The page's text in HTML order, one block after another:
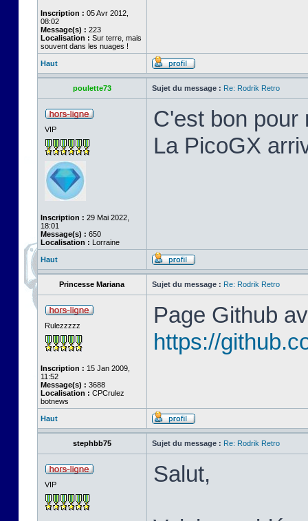
Inscription : 05 Avr 2012,
08:02
Message(s) : 223
Localisation : Sur terre, mais
souvent dans les nuages !
Haut
poulette73 Sujet du message : Re: Rodrik Retro
VIP
Inscription : 29 Mai 2022,
18:01
Message(s) : 650
Localisation : Lorraine
C'est bon
La PicoGX
Haut
Princesse Mariana Sujet du message : Re: Rodrik Retro
Rulezzzzz
Inscription : 15 Jan 2009,
11:52
Message(s) : 3688
Localisation : CPCrulez
botnews
Page Github
https://
Haut
stephbb75 Sujet du message : Re: Rodrik Retro
VIP Salut,